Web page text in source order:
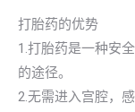
打胎药的优势
1.打胎药是一种安
的途径。
2.无需进入宫腔，